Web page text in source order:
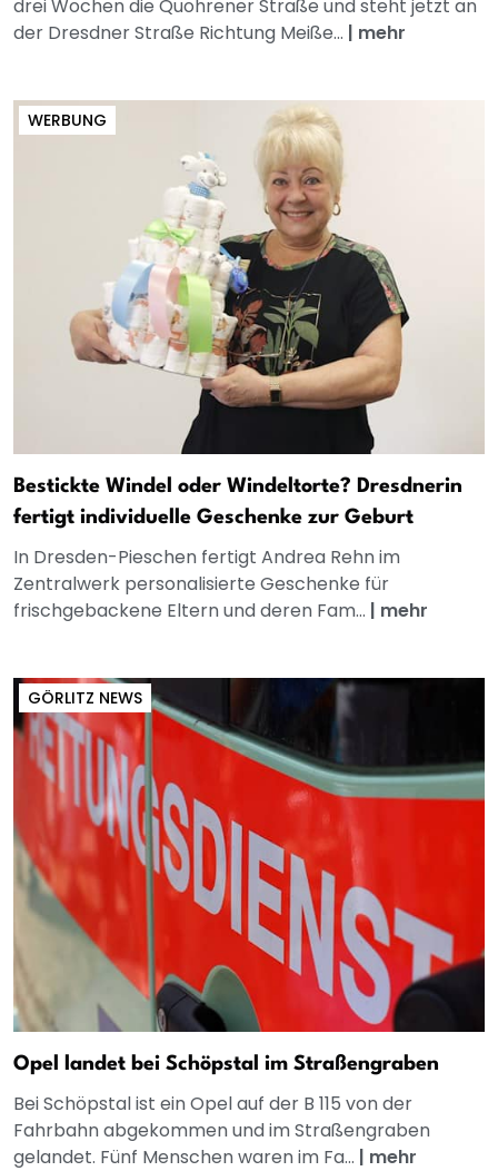
drei Wochen die Quohrener Straße und steht jetzt an
der Dresdner Straße Richtung Meiße... | mehr
WERBUNG
Bestickte Windel oder Windeltorte? Dresdnerin
fertigt individuelle Geschenke zur Geburt
In Dresden-Pieschen fertigt Andrea Rehn im
Zentralwerk personalisierte Geschenke für
frischgebackene Eltern und deren Fam... | mehr
GÖRLITZ NEWS
Opel landet bei Schöpstal im Straßengraben
Bei Schöpstal ist ein Opel auf der B 115 von der
Fahrbahn abgekommen und im Straßengraben
gelandet. Fünf Menschen waren im Fa... | mehr